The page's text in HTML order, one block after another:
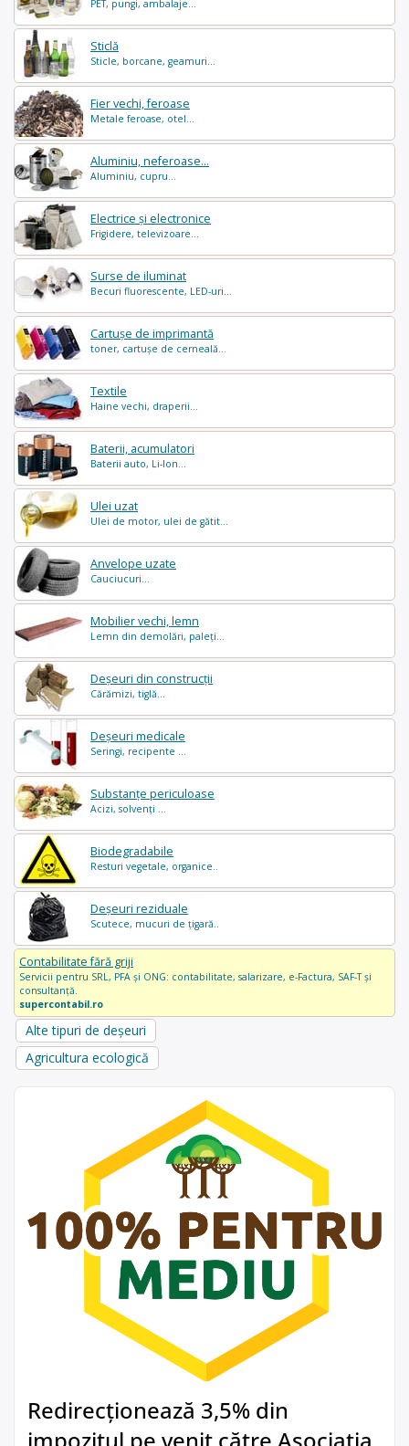
PET, pungi, ambalaje...
Sticlă
Sticle, borcane, geamuri...
Fier vechi, feroase
Metale feroase, otel...
Aluminiu, neferoase...
Aluminiu, cupru...
Electrice și electronice
Frigidere, televizoare...
Surse de iluminat
Becuri fluorescente, LED-uri...
Cartușe de imprimantă
toner, cartușe de cerneală...
Textile
Haine vechi, draperii...
Baterii, acumulatori
Baterii auto, Li-Ion...
Ulei uzat
Ulei de motor, ulei de gătit...
Anvelope uzate
Cauciucuri...
Mobilier vechi, lemn
Lemn din demolări, paleți...
Deșeuri din construcții
Cărămizi, tiglă...
Deșeuri medicale
Seringi, recipente ...
Substanțe periculoase
Acizi, solvenți ...
Biodegradabile
Resturi vegetale, organice..
Deșeuri reziduale
Scutece, mucuri de țigară..
Contabilitate fără griji
Servicii pentru SRL, PFA și ONG: contabilitate, salarizare, e-Factura, SAF-T și
consultanță.
supercontabil.ro
Alte tipuri de deșeuri
Agricultura ecologică
Redirecționează 3,5% din